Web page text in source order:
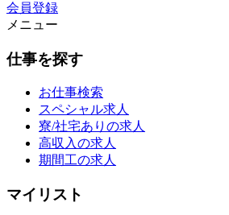
会員登録
メニュー
仕事を探す
お仕事検索
スペシャル求人
寮/社宅ありの求人
高収入の求人
期間工の求人
マイリスト